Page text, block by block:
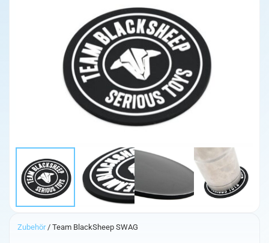
Zubehör/ Team BlackSheep SWAG